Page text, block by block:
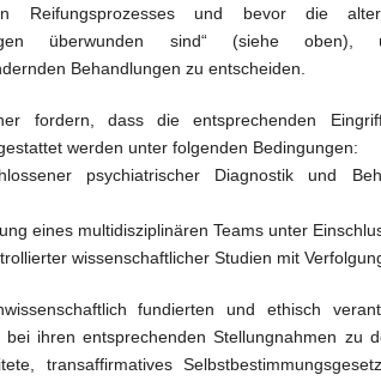
Reifungsprozesses und bevor die
überwunden sind“ (siehe
Behandlungen zu entscheiden.
fordern, dass die entsprechenden
werden unter folgenden Bedingungen:
psychiatrischer Diagnostik und
eines multidisziplinären Teams unter
wissenschaftlicher Studien mit
fundierten und ethisch
bei ihren entsprechenden Stellungnahmen zu
transaffirmatives